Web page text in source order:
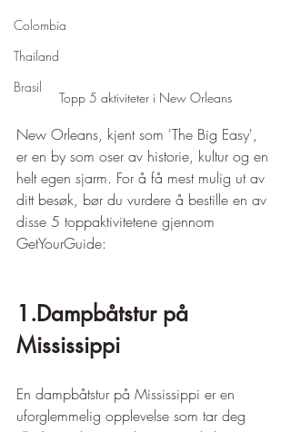
Colombia
Thailand
Brasil
Topp 5 aktiviteter i New Orleans
New Orleans, kjent som 'The Big Easy',
er en by som oser av historie, kultur og en
helt egen sjarm. For å få mest mulig ut av
ditt besøk, bør du vurdere å bestille en av
disse 5 toppaktivitetene gjennom
GetYourGuide:
1.Dampbåtstur på
Mississippi
En dampbåtstur på Mississippi er en
uforglemmelig opplevelse som tar deg